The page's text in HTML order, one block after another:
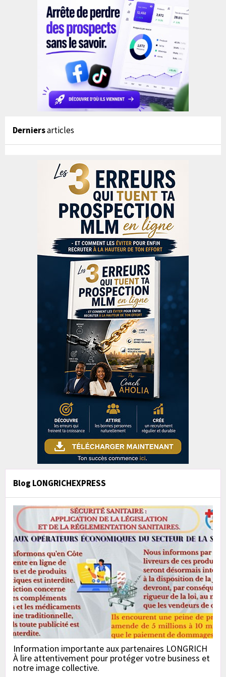
Derniersarticles
Blog LONGRICHEXPRESS
Information importante aux partenaires LONGRICH
À lire attentivement pour protéger votre business et
notre image collective.